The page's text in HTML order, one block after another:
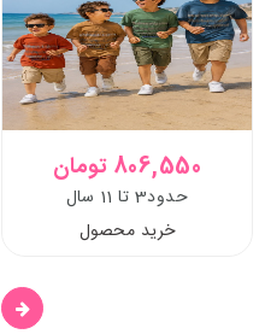
806,550 تومان
حدود3 تا 11 سال
خرید محصول